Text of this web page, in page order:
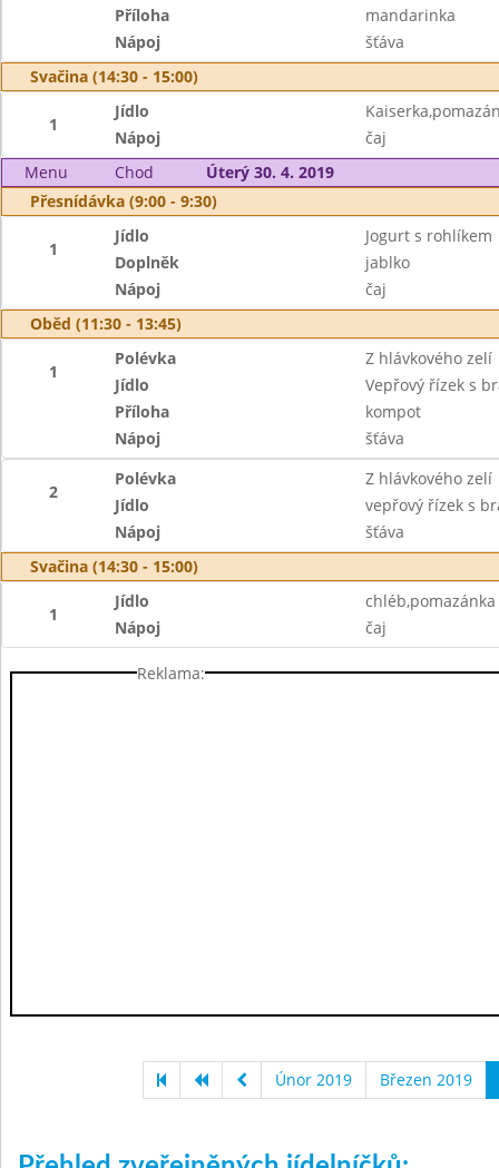
Příloha
mandarinka
Nápoj
šťáva
Svačina (14:30 - 15:00)
1
Jídlo
Nápoj
čaj
Menu
Chod
Úterý 30. 4. 2019
Přesnídávka (9:00 - 9:30)
1
Jídlo
Jogurt s rohlíkem
Doplněk
jablko
Nápoj
čaj
Oběd (11:30 - 13:45)
1
Polévka
Z hlávkového zelí
Jídlo
Vepřový řízek s
Příloha
kompot
Nápoj
šťáva
2
Polévka
Z hlávkového zelí
Jídlo
vepřový řízek s
Nápoj
šťáva
Svačina (14:30 - 15:00)
1
Jídlo
Nápoj
čaj
Reklama:
Únor 2019 Březen 2019